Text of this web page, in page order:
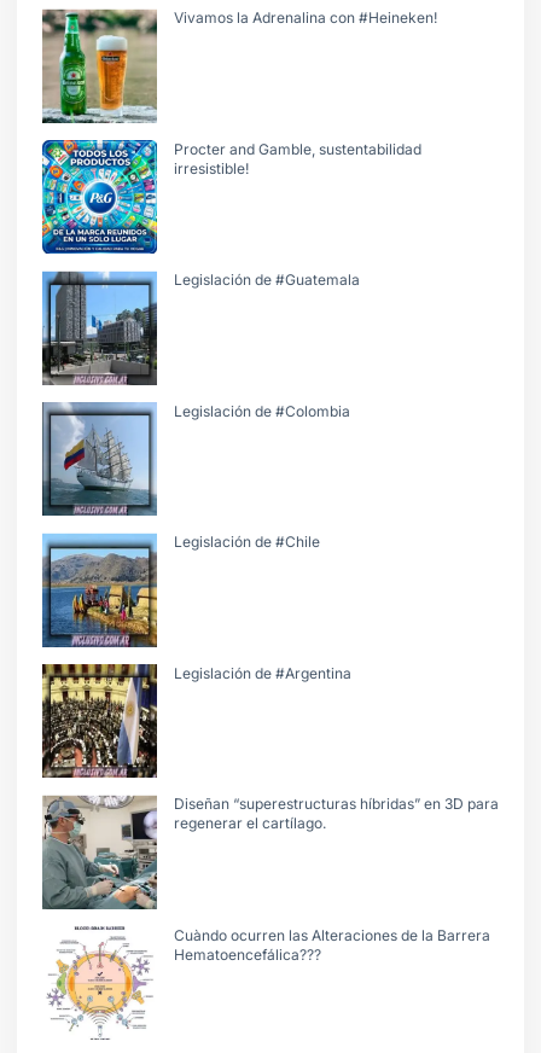
Vivamos la Adrenalina con #Heineken!
Procter and Gamble, sustentabilidad
irresistible!
Legislación de #Guatemala
Legislación de #Colombia
Legislación de #Chile
Legislación de #Argentina
Diseñan “superestructuras híbridas” en 3D para
regenerar el cartílago.
Cuàndo ocurren las Alteraciones de la Barrera
Hematoencefálica???